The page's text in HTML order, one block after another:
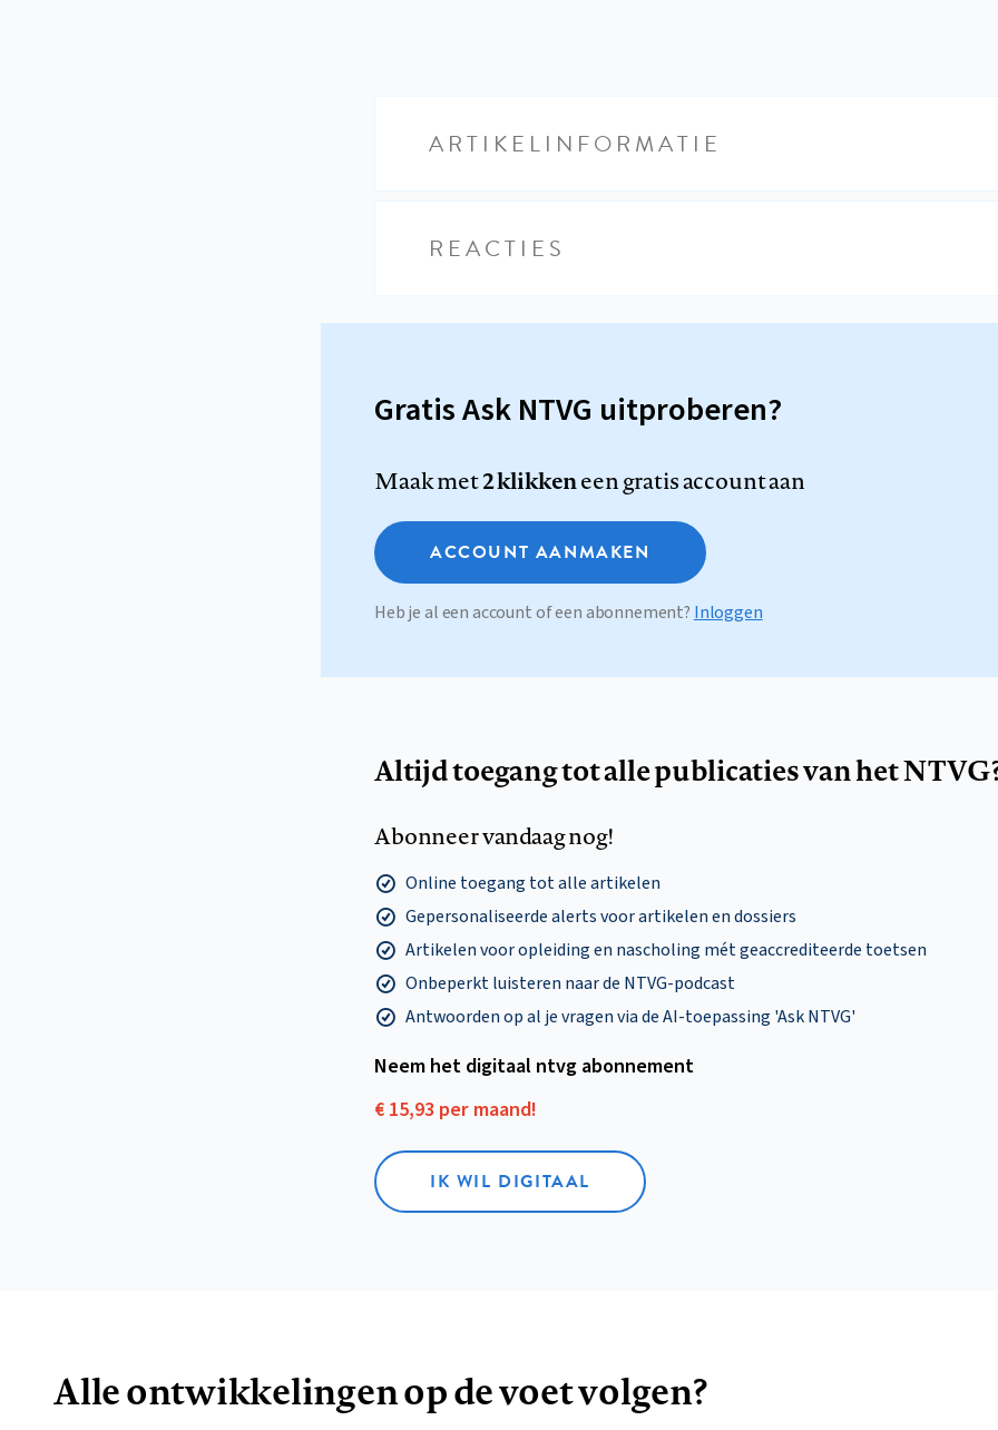
ARTIKELINFORMATIE
REACTIES
Gratis Ask NTVG uitproberen?
Maak met2 klikkeneen gratis account aan
ACCOUNT AANMAKEN
Heb je al een account of een abonnement? Inloggen
Altijd toegang tot alle publicaties van het
Abonneer vandaag nog!
Online toegang tot alle artikelen
Gepersonaliseerde alerts voor artikelen en dossiers
Artikelen voor opleiding en nascholing mét geaccrediteerde toetsen
Onbeperkt luisteren naar de NTVG-podcast
Antwoorden op al je vragen via de AI-toepassing 'Ask NTVG'
Neem het digitaal ntvg abonnement
€ 15,93 per maand!
IK WIL DIGITAAL
Alle ontwikkelingen op de voet volgen?